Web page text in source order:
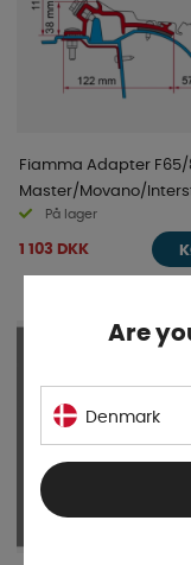
Fiamma Adapter F65/
Master/Movano/
L2/L3 97-2011
På lager
1 103 DKK
Are
Denmark